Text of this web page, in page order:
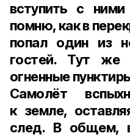
вступить с
помню, как в
попал один из
гостей. Тут же
огненные
Самолёт
к земле,
след. В общем,